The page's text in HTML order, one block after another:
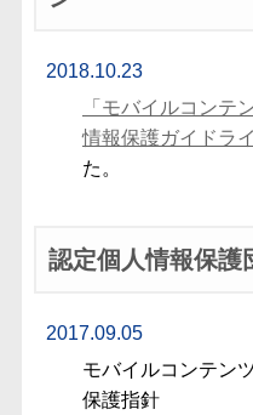
2018.10.23
「モバイルコンテ
情報保護ガイドラ
た。
認定個人情報保護
2017.09.05
モバイルコンテン
保護指針